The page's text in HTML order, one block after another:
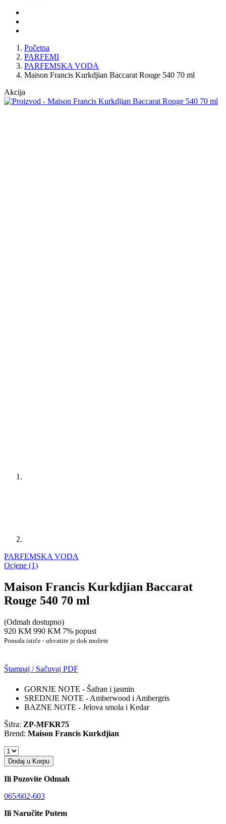
Početna
PARFEMI
PARFEMSKA VODA
Maison Francis Kurkdjian Baccarat Rouge 540 70 ml
Akcija
PARFEMSKA VODA
Ocjene (1)
Maison Francis Kurkdjian Baccarat
Rouge 540 70 ml
(Odmah dostupno)
920 KM 990 KM 7% popust
Ponuda ističe - uhvatite je dok možete
Štampaj / Sačuvaj PDF
GORNJE NOTE - Šafran i jasmin
SREDNJE NOTE - Amberwood i Ambergris
BAZNE NOTE - Jelova smola i Kedar
Šifra: ZP-MFKR75
Brend: Maison Francis Kurkdjian
Dodaj u Korpu
Ili Pozovite Odmah
065/602-603
Ili Naručite Putem